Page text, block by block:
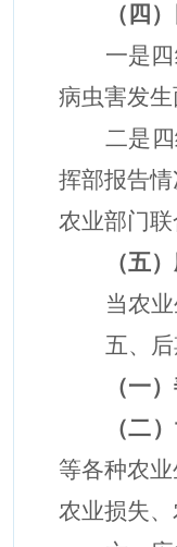
（ 四
一是
病虫害发
二是
挥部报告
农业部门联
（五）
当农业
五、
（一）
（二
等各种农
农业损失